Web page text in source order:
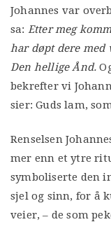
Johannes var
sa: Etter meg
har døpt dere med
Den hellige Ånd.
bekrefter vi
sier: Guds lam,
Renselsen
mer enn et ytre
symboliserte den
sjel og sinn, for å
veier, – de som